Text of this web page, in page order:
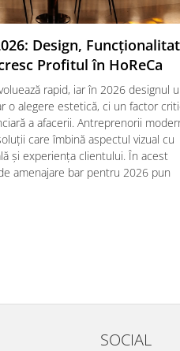
Design,
Profitul în HoReCa
rapid, iar în 2026 designul
o alegere estetică, ci un factor
a afacerii. Antreprenorii
care îmbină aspectul vizual cu
și experiența clientului. În acest
amenajare bar pentru 2026 pun
SOCIAL